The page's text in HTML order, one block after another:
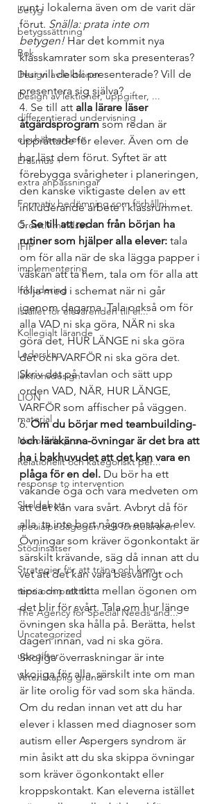
betyg
betygssättning
Bok
Design av lektioner
Design av lektioner, uppgifter, ...
differentierad undervisning
elevhälsoarbete
Erasmus +
extra anpassningar
Formativ bedömning som förhållni...
Growth mindset
IFIP
implementering
Inkludering
Istället för elevärenden till el...
Kollegialt lärande
Ledarskap
lektionsdesign
LION
material
Nationella prov
Relationellt och kategoriskt per...
response to intervention
Skoldebatt
specialpedagogen och försteläraren
Stödinsatser
Strategier för att träna och kom...
teori och praktik
The Agency for Special Needs and...
Uncategorized
uppgifter
Vetenskaplig grund
runt i lokalerna även om de varit där
förut. Snälla: prata inte om
betygen! Har det kommit nya
klasskamrater som ska presenteras?
Hur vill de bli presenterade? Vill de
presentera sig själva?
4. Se till att alla lärare läser
åtgärdsprogram som redan är
upprättade för elever. Även om de
har läst dem förut. Syftet är att
förebygga svårigheter i planeringen,
den kanske viktigaste delen av ett
inkluderande arbete i klassrummet.
5. Se till att redan från början ha
rutiner som hjälper alla elever: tala
om för alla när de ska lägga papper i
väskan att ta hem, tala om för alla att
följa med i schemat när ni går
igenom dagarna. Tala också om för
alla VAD ni ska göra, NÄR ni ska
göra det, HUR LÄNGE ni ska göra
det och VARFÖR ni ska göra det.
Skriv det på tavlan och sätt upp
orden VAD, NÄR, HUR LÄNGE,
VARFÖR som affischer på väggen.
6. Om du börjar med teambuilding-
och lärakänna-övningar är det bra att
ha i bakhuvudet att det kan vara en
plåga för en del. Du bör ha ett
vakande öga och vara medveten om
att det kan vara svårt. Avbryt då för
alla, ta inte bort någon enstaka elev.
Övningar som kräver ögonkontakt är
särskilt krävande, säg då innan att du
vet att det kan vara besvärligt och
tipsa om att titta mellan ögonen om
det blir för svårt. Tala om hur länge
övningen ska hålla på. Berätta, helst
dagen innan, vad ni ska göra.
Skojiga överraskningar är inte
skojiga för alla, särskilt inte om man
är lite orolig för vad som ska hända.
Om du redan innan vet att du har
elever i klassen med diagnoser som
autism eller Aspergers syndrom är
min åsikt att du ska skippa övningar
som kräver ögonkontakt eller
kroppskontakt. Kan eleverna istället